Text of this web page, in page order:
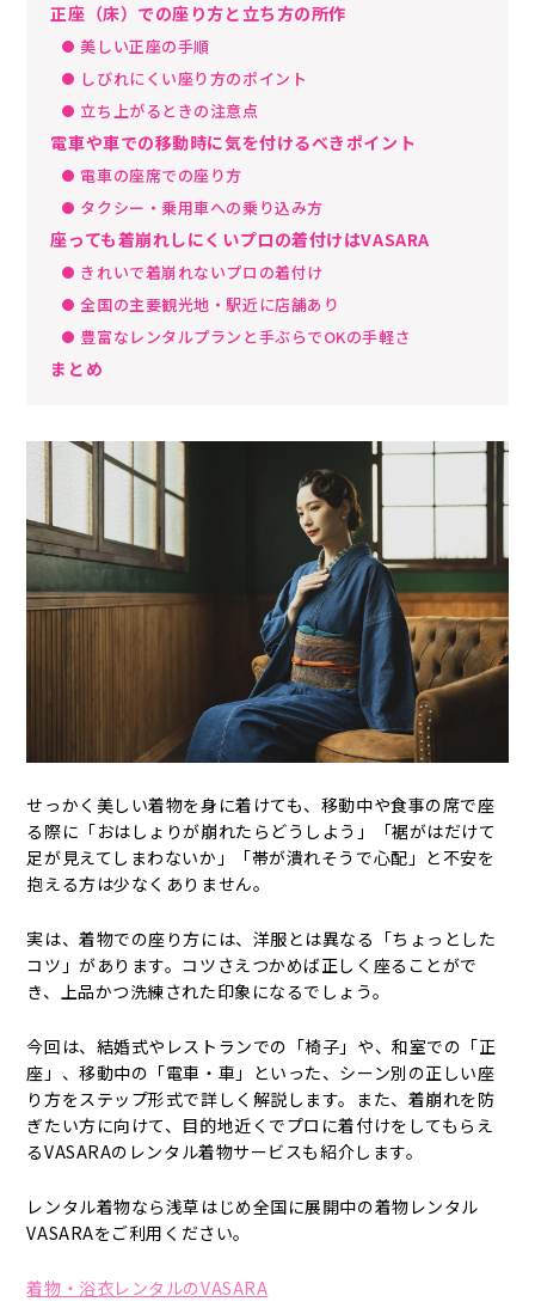
正座（床）での座り方と立ち方の所作
美しい正座の手順
しびれにくい座り方のポイント
立ち上がるときの注意点
電車や車での移動時に気を付けるべきポイント
電車の座席での座り方
タクシー・乗用車への乗り込み方
座っても着崩れしにくいプロの着付けはVASARA
きれいで着崩れないプロの着付け
全国の主要観光地・駅近に店舗あり
豊富なレンタルプランと手ぶらでOKの手軽さ
まとめ
せっかく美しい着物を身に着けても、移動中や食事の席で座
る際に「おはしょりが崩れたらどうしよう」「裾がはだけて
足が見えてしまわないか」「帯が潰れそうで心配」と不安を
抱える方は少なくありません。
実は、着物での座り方には、洋服とは異なる「ちょっとした
コツ」があります。コツさえつかめば正しく座ることがで
き、上品かつ洗練された印象になるでしょう。
今回は、結婚式やレストランでの「椅子」や、和室での「正
座」、移動中の「電車・車」といった、シーン別の正しい座
り方をステップ形式で詳しく解説します。また、着崩れを防
ぎたい方に向けて、目的地近くでプロに着付けをしてもらえ
るVASARAのレンタル着物サービスも紹介します。
レンタル着物なら浅草はじめ全国に展開中の着物レンタル
VASARAをご利用ください。
着物・浴衣レンタルのVASARA